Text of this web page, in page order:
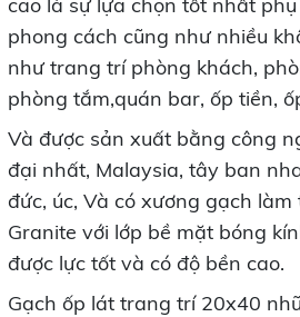
phong cách cũng như nhiều
như trang trí phòng khách,
phòng tắm,quán bar, ốp tiền,
Và được sản xuất bằng công
đại nhất, Malaysia, tây ban
đức, úc, Và có xương gạch
Granite với lớp bề mặt bóng
được lực tốt và có độ bền cao.
Gạch ốp lát trang trí 20x40